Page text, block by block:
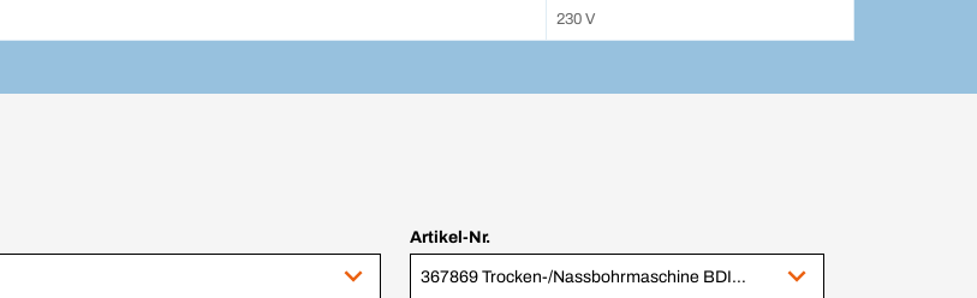
230 V
Artikel-Nr.
367869 Trocken-/Nassbohrmaschine BDIAW 2200-252